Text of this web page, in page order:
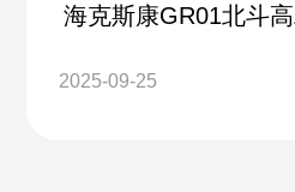
海克斯康GR01北斗
2025-09-25